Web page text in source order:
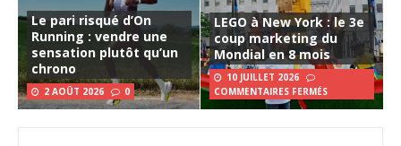
Le pari risqué d’On
Running : vendre une
sensation plutôt qu’un
chrono
2 AOÛT 2026 0
LEGO à New York : le 3e
coup marketing du
Mondial en 8 mois
10 JUILLET 2026
COMMENTAIRES FERMÉS